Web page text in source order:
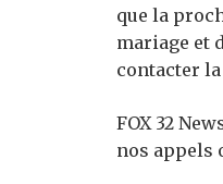
que la
mariage et
contacter
FOX 32
nos appels